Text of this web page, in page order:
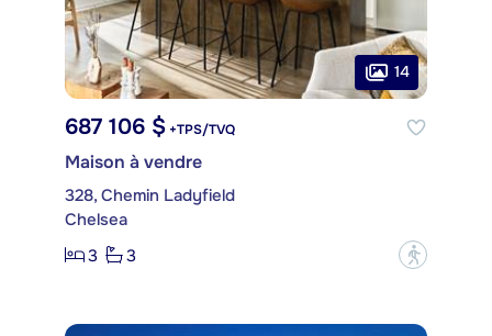
14
687 106 $ +TPS/TVQ
Maison à vendre
328, Chemin Ladyfield
Chelsea
3
3 ?